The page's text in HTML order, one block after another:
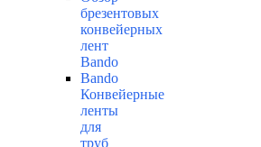
брезентовых
конвейерных
лент
Bando
Bando
Конвейерные
ленты
для
труб